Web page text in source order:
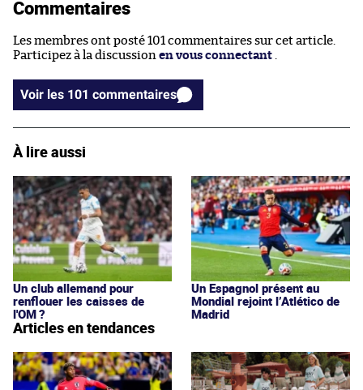
Commentaires
Les membres ont posté 101 commentaires sur cet article.
Participez à la discussion en vous connectant .
Voir les 101 commentaires
À lire aussi
Un club allemand pour
renflouer les caisses de
l'OM ?
Un Espagnol présent au
Mondial rejoint l’Atlético de
Madrid
Articles en tendances